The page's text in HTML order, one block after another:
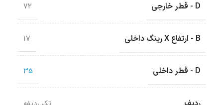
D - قطر خارجی 72
B - ارتفاع X رینگ داخلی 17
D - قطر داخلی 35